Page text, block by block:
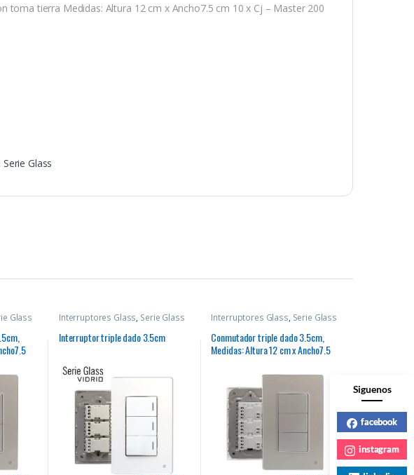
toma tierra Medidas: Altura 12 cm x Ancho7.5 cm 10 x Cj – Master 200
Serie Glass
Glass Interruptores Glass, Serie Glass
Interruptor triple dado 3.5cm
Interruptores Glass, Serie Glass
Conmutador triple dado 3.5cm,
Medidas: Altura 12 cm x Ancho7.5
Siguenos
facebook
instagram